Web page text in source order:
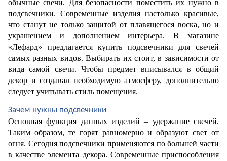
обычные свечи. Для безопасности поместить их нужно в
подсвечники. Современные изделия настолько красивые,
что станут не только защитой от плавящегося воска, но и
украшением и дополнением интерьера. В магазине
«Лефард» предлагается купить подсвечники для свечей
самых разных видов. Выбирать их стоит, в зависимости от
вида самой свечи. Чтобы предмет вписывался в общий
декор и создавал необходимую атмосферу, дополнительно
следует учитывать стиль помещения.
Зачем нужны подсвечники
Основная функция данных изделий – удержание свечей.
Таким образом, те горят равномерно и образуют свет от
огня. Сегодня подсвечники применяются по большей части
в качестве элемента декора. Современные приспособления